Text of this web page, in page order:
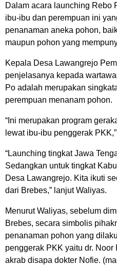
Dalam acara launching Rebo
ibu-ibu dan perempuan ini
penanaman aneka pohon,
maupun pohon yang
Kepala Desa Lawangrejo
penjelasanya kepada
Po adalah merupakan
perempuan menanam pohon.
“Ini merupakan program
lewat ibu-ibu penggerak
“Launching tingkat Jawa
Sedangkan untuk tingkat
Desa Lawangrejo. Kita ikuti
dari Brebes,” lanjut Waliyas.
Menurut Waliyas, sebelum
Brebes, secara simbolis
penanaman pohon yang
penggerak PKK yaitu dr.
akrab disapa dokter Nofie.